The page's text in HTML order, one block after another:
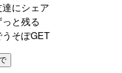
にシェア
と残る
そぽGET